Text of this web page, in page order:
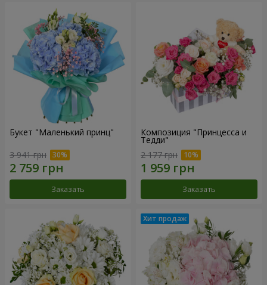
Букет "Маленький принц"
3 941 грн
Заказать
Композиция "Принцесса и
Тедди"
2 177 грн
Заказать